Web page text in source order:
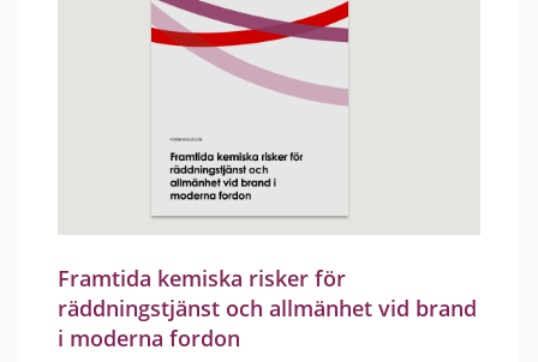
Framtida kemiska risker för
räddningstjänst och allmänhet vid brand
i moderna fordon